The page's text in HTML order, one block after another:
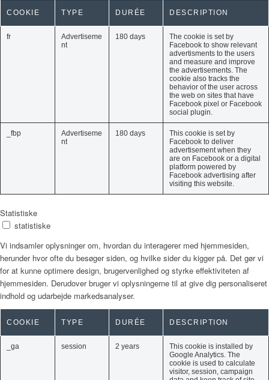
COOKIE TYPE DURÉE DESCRIPTION
fr
Advertiseme
nt
180 days
The cookie is set by
Facebook to show relevant
advertisments to the users
and measure and improve
the advertisements. The
cookie also tracks the
behavior of the user across
the web on sites that have
Facebook pixel or Facebook
social plugin.
_fbp
Advertiseme
nt
180 days
This cookie is set by
Facebook to deliver
advertisement when they
are on Facebook or a digital
platform powered by
Facebook advertising after
visiting this website.
Statistiske
statistiske
Vi indsamler oplysninger om, hvordan du interagerer med hjemmesiden,
herunder hvor ofte du besøger siden, og hvilke sider du kigger på. Det gør vi
for at kunne optimere design, brugervenlighed og styrke effektiviteten af
hjemmesiden. Derudover bruger vi oplysningerne til at give dig personaliseret
indhold og udarbejde markedsanalyser.
COOKIE TYPE DURÉE DESCRIPTION
_ga session 2 years
This cookie is installed by
Google Analytics. The
cookie is used to calculate
visitor, session, campaign